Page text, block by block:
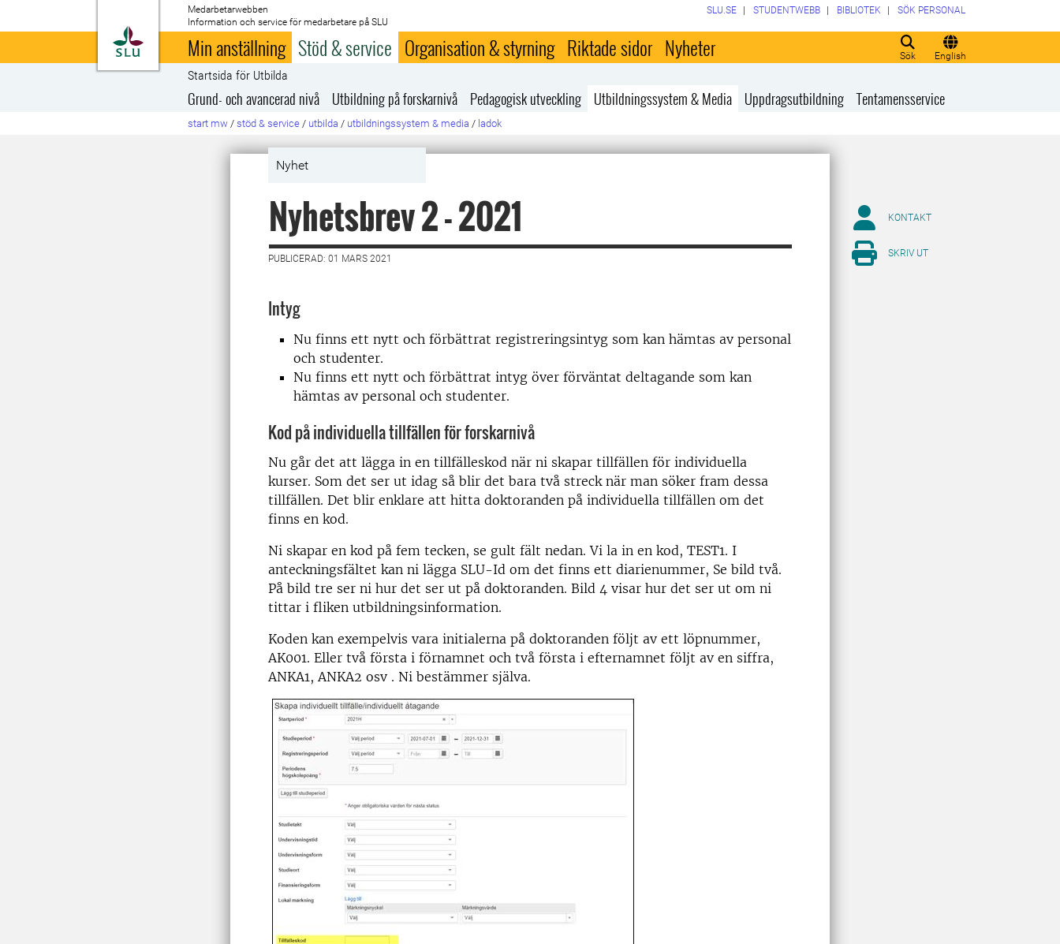
Till startsida
Medarbetarwebben
Information och service för medarbetare på SLU
Sök English
SLU.SE STUDENTWEBB BIBLIOTEK SÖK PERSONAL
Min anställning Stöd & service Organisation & styrning Riktade sidor Nyheter
Startsida för Utbilda
Grund- och avancerad nivå Utbildning på forskarnivå Pedagogisk utveckling Utbildningssystem & Media Uppdragsutbildning Tentamensservice
start mw / stöd & service / utbilda / utbildningssystem & media / ladok
Nyhet
Nyhetsbrev 2 - 2021
PUBLICERAD: 01 MARS 2021
Intyg
Nu finns ett nytt och förbättrat registreringsintyg som kan hämtas av personal
och studenter.
Nu finns ett nytt och förbättrat intyg över förväntat deltagande som kan
hämtas av personal och studenter.
Kod på individuella tillfällen för forskarnivå
Nu går det att lägga in en tillfälleskod när ni skapar tillfällen för individuella
kurser. Som det ser ut idag så blir det bara två streck när man söker fram dessa
tillfällen. Det blir enklare att hitta doktoranden på individuella tillfällen om det
finns en kod.
Ni skapar en kod på fem tecken, se gult fält nedan. Vi la in en kod, TEST1. I
anteckningsfältet kan ni lägga SLU-Id om det finns ett diarienummer, Se bild två.
På bild tre ser ni hur det ser ut på doktoranden. Bild 4 visar hur det ser ut om ni
tittar i fliken utbildningsinformation.
Koden kan exempelvis vara initialerna på doktoranden följt av ett löpnummer,
AK001. Eller två första i förnamnet och två första i efternamnet följt av en siffra,
ANKA1, ANKA2 osv . Ni bestämmer själva.
KONTAKT
SKRIV UT